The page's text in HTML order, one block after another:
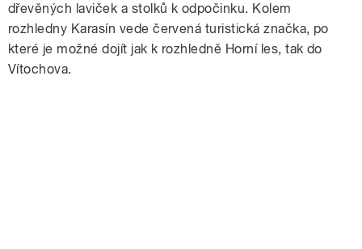
dřevěných laviček a stolků k odpočinku. Kolem
rozhledny Karasín vede červená turistická značka, po
které je možné dojít jak k rozhledně Horní les, tak do
Vítochova.